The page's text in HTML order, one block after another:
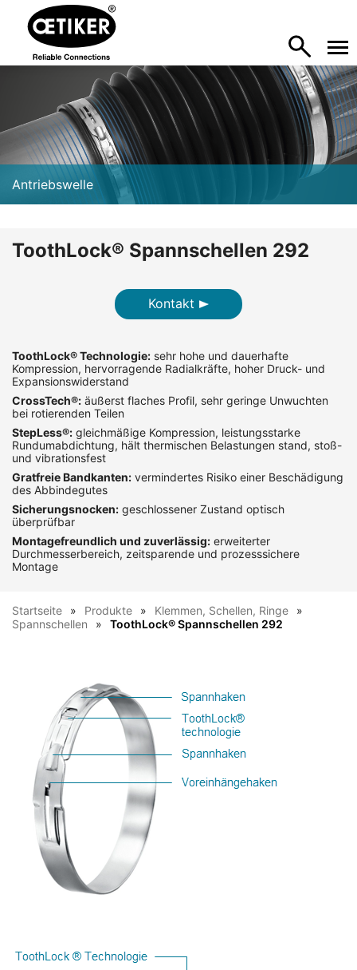
Antriebswelle
ToothLock® Spannschellen 292
Kontakt
ToothLock® Technologie: sehr hohe und dauerhafte
Kompression, hervorragende Radialkräfte, hoher Druck- und
Expansionswiderstand
CrossTech®: äußerst flaches Profil, sehr geringe Unwuchten
bei rotierenden Teilen
StepLess®: gleichmäßige Kompression, leistungsstarke
Rundumabdichtung, hält thermischen Belastungen stand, stoß-
und vibrationsfest
Gratfreie Bandkanten: vermindertes Risiko einer Beschädigung
des Abbindegutes
Sicherungsnocken: geschlossener Zustand optisch
überprüfbar
Montagefreundlich und zuverlässig: erweiterter
Durchmesserbereich, zeitsparende und prozesssichere
Montage
Startseite Produkte
Klemmen, Schellen, Ringe
Spannschellen
ToothLock® Spannschellen 292